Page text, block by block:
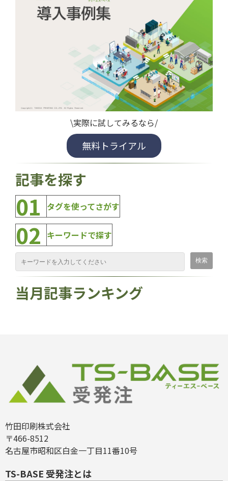
\実際に試してみるなら/
無料トライアル
記事を探す
01 タグを使ってさがす
02 キーワードで探す
当月記事ランキング
竹田印刷株式会社
〒466-8512
名古屋市昭和区白金一丁目11番10号
TS-BASE 受発注とは